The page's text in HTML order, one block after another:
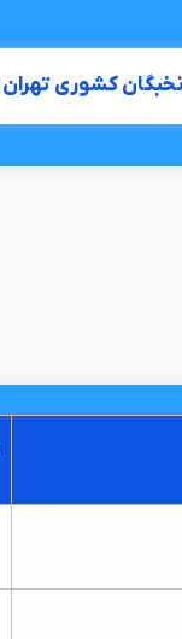
کشوری تهران ۱۴۰۱